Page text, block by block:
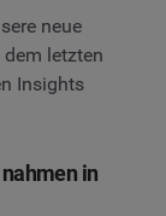
neue
letzten
Insights
in